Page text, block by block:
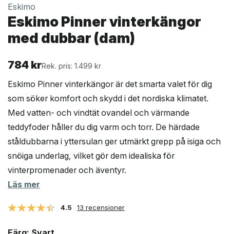
Eskimo
Eskimo Pinner vinterkängor
med dubbar (dam)
784 krRek. pris: 1.499 kr
Eskimo Pinner vinterkängor är det smarta valet för dig
som söker komfort och skydd i det nordiska klimatet.
Med vatten- och vindtät ovandel och värmande
teddyfoder håller du dig varm och torr. De härdade
ståldubbarna i yttersulan ger utmärkt grepp på isiga och
snöiga underlag, vilket gör dem idealiska för
vinterpromenader och äventyr.
Läs mer
4.5 13 recensioner